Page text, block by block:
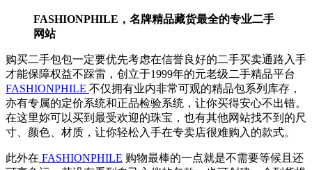
FASHIONPHILE，名牌精品藏货最全的专业二手
网站
购买二手包包一定要优先考虑在信誉良好的二手买卖通路入手
才能保障权益不踩雷，创立于1999年的元老级二手精品平台
FASHIONPHILE 不仅拥有业内非常可观的精品包系列库存，
亦有专属的定价系统和正品检验系统，让你买得安心不出错。
在这里妳可以买到最受欢迎的珠宝，也有其他网站找不到的尺
寸、颜色、材质，让你轻松入手在专卖店很难购入的款式。
此外在 FASHIONPHILE 购物最棒的一点就是不需要等候且还